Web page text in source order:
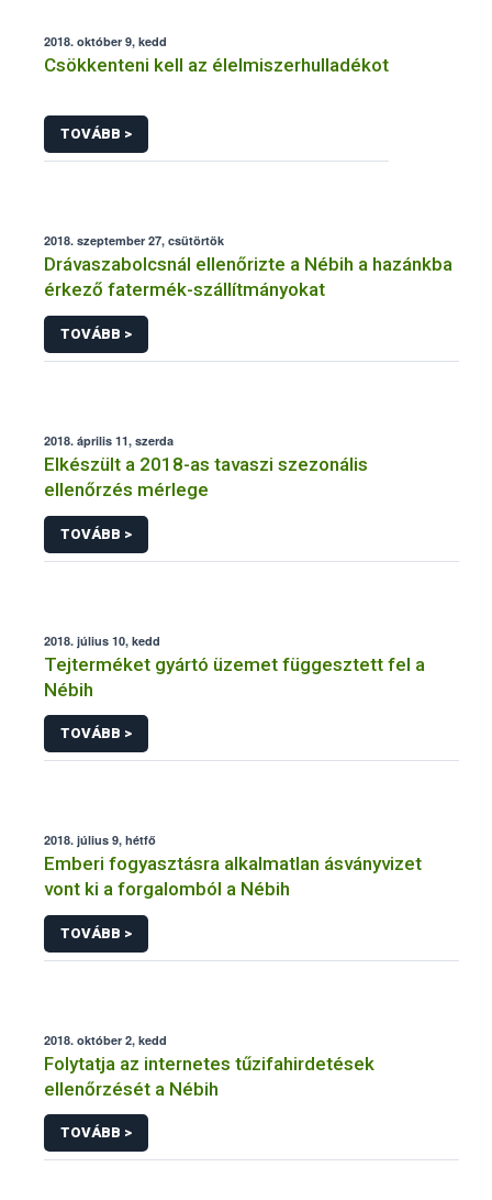
2018. október 9, kedd
Csökkenteni kell az élelmiszerhulladékot
TOVÁBB >
2018. szeptember 27, csütörtök
Drávaszabolcsnál ellenőrizte a Nébih a hazánkba
érkező fatermék-szállítmányokat
TOVÁBB >
2018. április 11, szerda
Elkészült a 2018-as tavaszi szezonális
ellenőrzés mérlege
TOVÁBB >
2018. július 10, kedd
Tejterméket gyártó üzemet függesztett fel a
Nébih
TOVÁBB >
2018. július 9, hétfő
Emberi fogyasztásra alkalmatlan ásványvizet
vont ki a forgalomból a Nébih
TOVÁBB >
2018. október 2, kedd
Folytatja az internetes tűzifahirdetések
ellenőrzését a Nébih
TOVÁBB >